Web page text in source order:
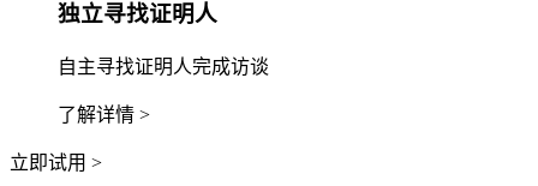
独立寻找证明人
自主寻找证明人完成访谈
了解详情 >
立即试用 >